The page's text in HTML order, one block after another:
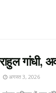
गांधी,
अगस्त 3, 2026